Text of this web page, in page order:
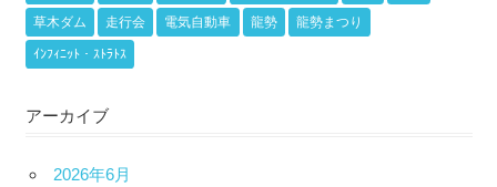
草木ダム 走行会 電気自動車 龍勢 龍勢まつり
ｲﾝﾌｨﾆｯﾄ・ｽﾄﾗﾄｽ
アーカイブ
2026年6月